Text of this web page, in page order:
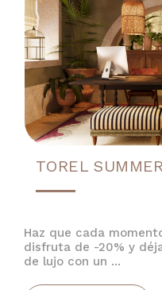
TOREL
Haz que cada
disfruta de -20% y
de lujo con un ...